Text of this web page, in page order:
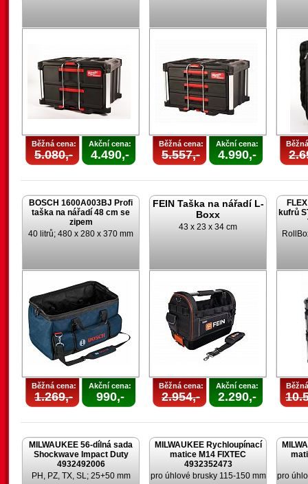
Běžná cena:
5.080,-
Akční cena:
4.490,-
Běžná cena:
5.557,-
Akční cena:
4.990,-
BOSCH 1600A003BJ Profi
taška na nářadí 48 cm se
zipem
40 litrů; 480 x 280 x 370 mm
Běžná cena:
1.269,-
Akční cena:
990,-
FEIN Taška na nářadí L-
Boxx
43 x 23 x 34 cm
Běžná cena:
2.954,-
Akční cena:
2.290,-
kufrů
MILWAUKEE 56-dílná sada
Shockwave Impact Duty
4932492006
PH, PZ, TX, SL; 25+50 mm
MILWAUKEE Rychloupínací
matice M14 FIXTEC
4932352473
pro úhlové brusky 115-150 mm
pro